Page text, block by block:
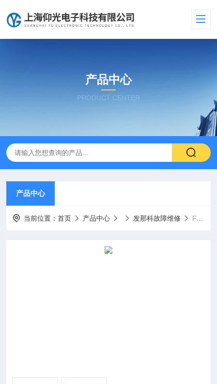
产品中心
PRODUCT CENTER
产品中心
当前位置：首页 产品中心 发那科故障维修 FANUC数控系统16系列报警750维修